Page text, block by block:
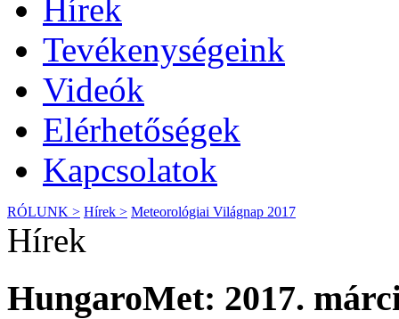
Hírek
Tevékenységeink
Videók
Elérhetőségek
Kapcsolatok
RÓLUNK > Hírek > Meteorológiai Világnap 2017
Hírek
HungaroMet: 2017.